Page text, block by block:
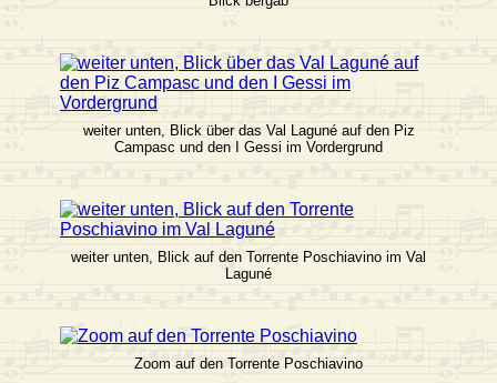
weiter unten, Blick über das Val Laguné auf den Piz
Campasc und den I Gessi im Vordergrund
weiter unten, Blick auf den Torrente Poschiavino im Val
Laguné
Zoom auf den Torrente Poschiavino